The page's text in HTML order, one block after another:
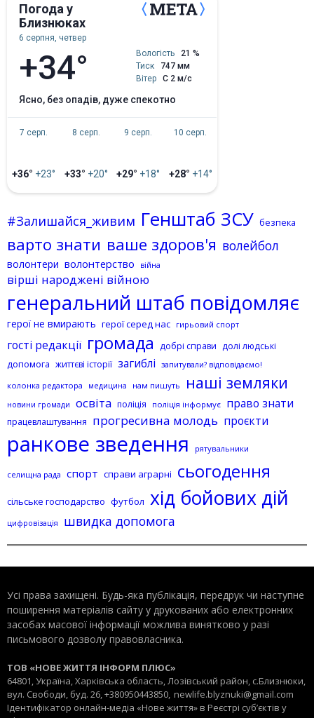
Погода у
Близнюках
6 серпня, четвер
+34° Вологість
21 %
Тиск
747 мм
Вітер
С 2 м/с
ясно, без опадів, дуже спекотно
7 серп.
+36° +23°
8 серп.
+33° +20°
9 серп.
+29° +18°
10 серп.
+28° +14°
#Залишайся_живим Генштаб ЗСУ безпека
варто знати ваше здоров'я волейбол
волонтери волонтерство війна
вірші народжені війною
генеральний штаб повідомляє
герої не вмирають герої серед нас гирьовий спорт
гості редакції громада добрі справи долі людські
допомога життєві історії загиблі запитували? відповідаємо!
колонка редактора
медицина нам пишуть наші земляки
новини громади освіта поліція поліція інформує право знати
працевлаштування прогресивна молодь проєкти
ранкове зведення рятувальники
селищна рада спорт справи аграрні сьогодення
сільське господарство футбол хід бойових дій
цифровізація швидка допомога
Усі права захищені. Будь-яка публiкацiя, передрук чи наступне
поширення матеріалів сайту у друкованих або електронних
засобах масової інформації можлива винятково у разі
письмового дозволу правовласника.
ТОВ «НОВЕ ЖИТТЯ ІНФОРМ ПЛЮС»
64801, Україна, Харківська область, Лозівський район, с.Близнюки,
вул. Свободи, буд. 26, +380950443850, newlife.blyznuki@gmail.com
Ідентифікатор онлайн-медіа «Нове життя» в Реєстрі суб’єктів у